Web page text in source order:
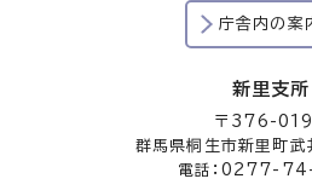
庁舎内の案
新里支所
〒376-
群馬県桐生市新里町
電話：0277-